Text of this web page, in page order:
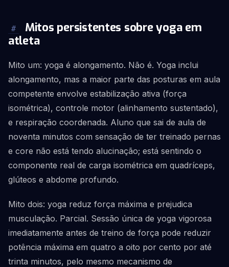
#
Mitos persistentes sobre yoga em
atleta
Mito um: yoga é alongamento. Não é. Yoga inclui
alongamento, mas a maior parte das posturas em aula
competente envolve estabilização ativa (força
isométrica), controle motor (alinhamento sustentado),
e respiração coordenada. Aluno que sai de aula de
noventa minutos com sensação de ter treinado pernas
e core não está tendo alucinação; está sentindo o
componente real de carga isométrica em quadríceps,
glúteos e abdome profundo.
Mito dois: yoga reduz força máxima e prejudica
musculação. Parcial. Sessão única de yoga vigorosa
imediatamente antes de treino de força pode reduzir
potência máxima em quatro a oito por cento por até
trinta minutos, pelo mesmo mecanismo de